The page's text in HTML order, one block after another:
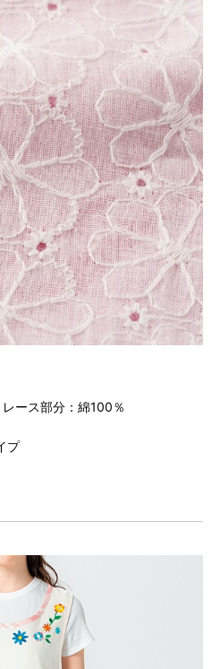
ス部分：綿100％
プ